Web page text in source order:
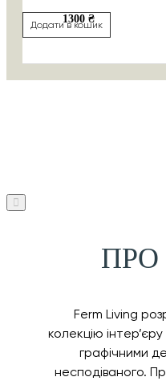
1300 ₴
Додати в кошик
ПРО
Ferm Living
колекцію
графічними
несподіваного.